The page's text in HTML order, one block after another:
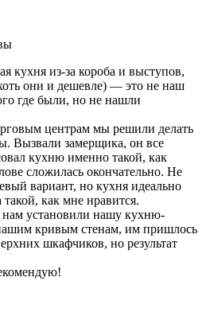
кухня из-за короба и выступов,
они и дешевле) — это не наш
где были, но не нашли
центрам мы решили делать
Вызвали замерщика, он все
кухню именно такой, как
сложилась окончательно. Не
вариант, но кухня идеально
как мне нравится.
установили нашу кухню-
кривым стенам, им пришлось
шкафчиков, но результат